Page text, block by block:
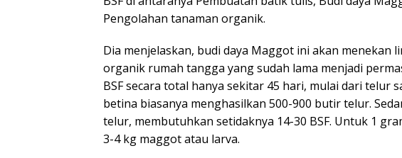
Pengolahan tanaman organik.
Dia menjelaskan, budi daya Maggot ini akan menekan
organik rumah tangga yang sudah lama menjadi
BSF secara total hanya sekitar 45 hari, mulai dari telur
betina biasanya menghasilkan 500-900 butir telur.
telur, membutuhkan setidaknya 14-30 BSF. Untuk 1
3-4 kg maggot atau larva.